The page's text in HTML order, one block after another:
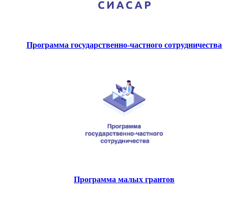
Программа государственно-частного сотрудничества
Программа малых грантов